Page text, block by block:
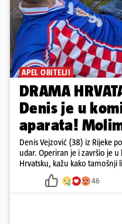
APEL OBITELJI
DRAMA
Denis je u
aparata!
Denis Vejzović (38) iz Rijeke
udar. Operiran je i završio je
Hrvatsku, kažu kako
'Imamo 72 sata'
46